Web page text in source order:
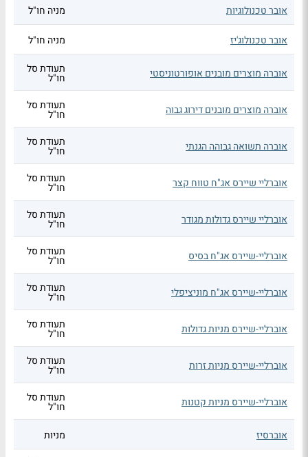
אובר טכנולוגיות מניה חו"ל
אובר טכנולוג'יז מניה חו"ל
אוברה מוצרים מובנים אופורטוניסטי תעודת סל
חו"ל
אוברה מוצרים מובנים דירוג גבוה תעודת סל
חו"ל
אוברה תשואה גבוהה הגנתי תעודת סל
חו"ל
אוברליי שיירס אג"ח טווח קצר תעודת סל
חו"ל
אוברליי שיירס גדולות מגודר תעודת סל
חו"ל
אוברליי-שיירס אג"ח בסיס תעודת סל
חו"ל
אוברליי-שיירס אג"ח מוניציפלי תעודת סל
חו"ל
אוברליי-שיירס מניות גדולות תעודת סל
חו"ל
אוברליי-שיירס מניות זרות תעודת סל
חו"ל
אוברליי-שיירס מניות קטנות תעודת סל
חו"ל
אוברסיז
מניות